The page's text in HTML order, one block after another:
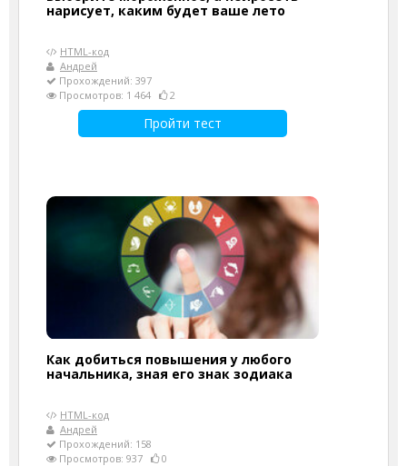
нарисует, каким будет ваше лето
HTML-код
Андрей
Прохождений: 397
Просмотров: 1 464
2
Пройти тест
Как добиться повышения у любого
начальника, зная его знак зодиака
HTML-код
Андрей
Прохождений: 158
Просмотров: 937
0